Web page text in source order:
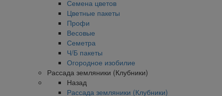
Семена цветов
Цветные пакеты
Профи
Весовые
Семетра
Ч/Б пакеты
Огородное изобилие
Рассада земляники (Клубники)
Назад
Рассада земляники (Клубники)